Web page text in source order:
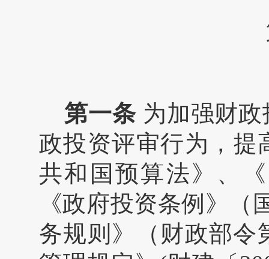
第一条 为加强财
政投资评审行为，提
共和国预算法》、
《政府投资条例》（
务规则》（财政部令